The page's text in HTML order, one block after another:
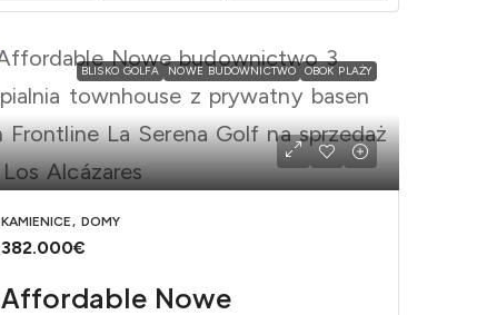
BLISKO GOLFA NOWE BUDOWNICTWO OBOK PLAŻY
KAMIENICE, DOMY
382.000€
Affordable Nowe